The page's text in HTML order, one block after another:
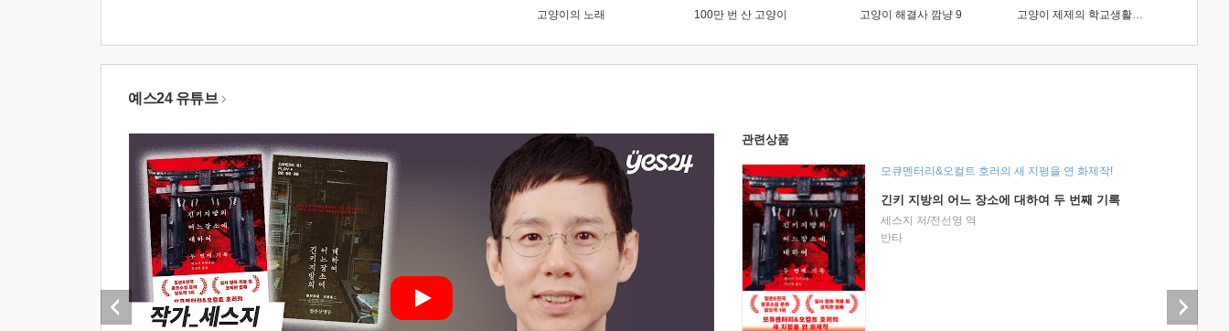
고양이의 노래 100만 번 산 고양이 고양이 해결사 깜냥 9 고양이 제제의 학교생활 1 : 초등학생이 이렇게 힘들 줄이야
예스24 유튜브
관련상품
모큐멘터리&오컬트 호러의 새 지평을 연 화제작!
긴키 지방의 어느 장소에 대하여 두 번째 기록
세스지 저/전선영 역
반타